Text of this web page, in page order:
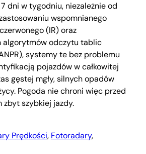
dni w tygodniu, niezależnie od
wspomnianego
(IR) oraz
algorytmów odczytu tablic
systemy te bez problemu
pojazdów w całkowitej
gęstej mgły, silnych opadów
Pogoda nie chroni więc przed
zbyt szybkiej jazdy.
Prędkości, Fotoradary